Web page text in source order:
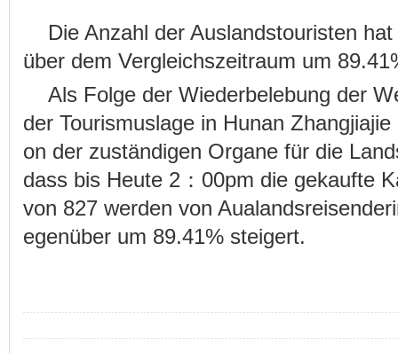
Die Anzahl der Auslandstouristen
über dem Vergleichszeitraum um
Als Folge der Wiederbelebung der
der Tourismuslage in Hunan
on der zuständigen Organe für die
dass bis Heute 2：00pm die gekaufte
von 827 werden von
egenüber um 89.41% steigert.